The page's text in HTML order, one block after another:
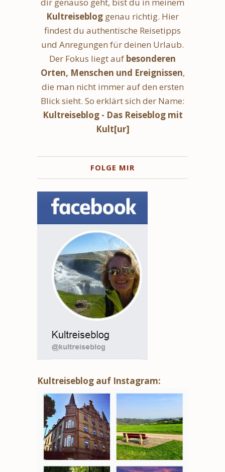
dir genauso geht, bist du in meinem
Kultreiseblog genau richtig. Hier
findest du authentische Reisetipps
und Anregungen für deinen Urlaub.
Der Fokus liegt auf besonderen
Orten, Menschen und Ereignissen,
die man nicht immer auf den ersten
Blick sieht. So erklärt sich der Name:
Kultreiseblog - Das Reiseblog mit
Kult[ur]
FOLGE MIR
Kultreiseblog auf Instagram: